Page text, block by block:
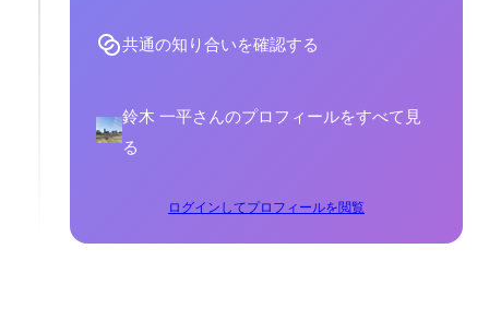
共通の知り合いを確認する
鈴木 一平さんのプロフィールをすべて見
る
ログインしてプロフィールを閲覧